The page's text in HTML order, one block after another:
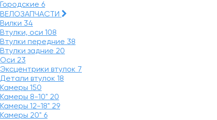
Городские 6
ВЕЛОЗАПЧАСТИ
Вилки 34
Втулки, оси 108
Втулки передние 38
Втулки задние 20
Оси 23
Эксцентрики втулок 7
Детали втулок 18
Камеры 150
Камеры 8-10" 20
Камеры 12-18" 29
Камеры 20" 6